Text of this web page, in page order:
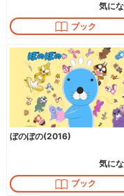
ブック
気に
ぼのぼの(2016)
ブック
気に